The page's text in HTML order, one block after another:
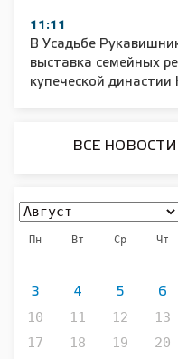
11:11
В Усадьбе
выставка семейных
купеческой династии
ВСЕ
Пн Вт Ср Чт
3 4 5 6
10
11 12 13
17
18 19 20